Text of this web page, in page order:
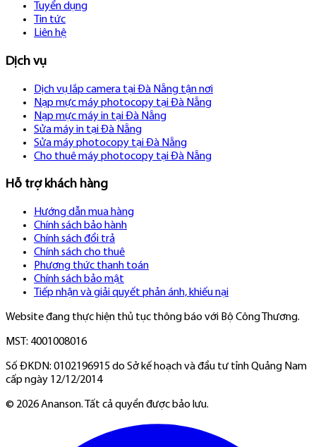
Tuyển dụng
Tin tức
Liên hệ
Dịch vụ
Dịch vụ lắp camera tại Đà Nẵng tận nơi
Nạp mực máy photocopy tại Đà Nẵng
Nạp mực máy in tại Đà Nẵng
Sửa máy in tại Đà Nẵng
Sửa máy photocopy tại Đà Nẵng
Cho thuê máy photocopy tại Đà Nẵng
Hỗ trợ khách hàng
Hướng dẫn mua hàng
Chính sách bảo hành
Chính sách đổi trả
Chính sách cho thuê
Phương thức thanh toán
Chính sách bảo mật
Tiếp nhận và giải quyết phản ánh, khiếu nại
Website đang thực hiện thủ tục thông báo với Bộ Công Thương.
MST: 4001008016
Số ĐKDN: 0102196915 do Sở kế hoạch và đầu tư tỉnh Quảng Nam
cấp ngày 12/12/2014
© 2026Ananson. Tất cả quyền được bảo lưu.